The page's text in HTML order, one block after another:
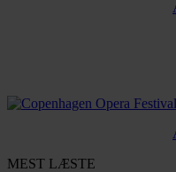
MEST LÆSTE